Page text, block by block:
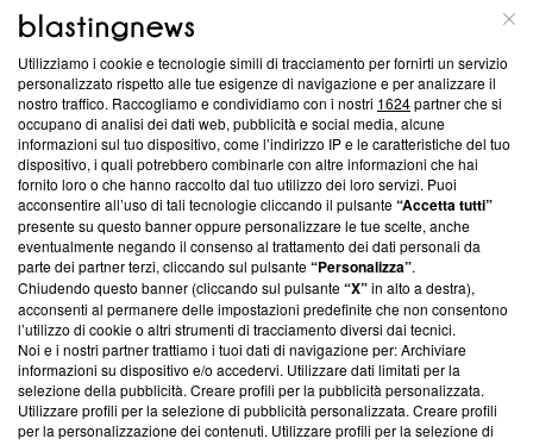
ABOUT
Questa sezione offre informazioni trasparenti su Blasting
News, sui nostri processi editoriali e su come ci impegniamo a
creare news di qualità. Inoltre, afferma la nostra aderenza a
‘Trust Project - News with Integrity’Blasting News non è
ancora membro del programma, ma ha richiesto di farne
parte; Trust Project non ha ancora effettuato una verifica di
conformità agli standard.
Su di noi
Team editoriale
Corporate
Redazione
Informativa Privacy
Utilizziamo i cookie e tecnologie simili di tracciamento per fornirti un servizio
personalizzato rispetto alle tue esigenze di navigazione e per analizzare il
nostro traffico. Raccogliamo e condividiamo con i nostri 1624partner che si
occupano di analisi dei dati web, pubblicità e social media, alcune
informazioni sul tuo dispositivo, come l’indirizzo IP e le caratteristiche del tuo
dispositivo, i quali potrebbero combinarle con altre informazioni che hai
fornito loro o che hanno raccolto dal tuo utilizzo dei loro servizi. Puoi
acconsentire all’uso di tali tecnologie cliccando il pulsante“Accetta tutti”
presente su questo banner oppure personalizzare le tue scelte, anche
eventualmente negando il consenso al trattamento dei dati personali da
parte dei partner terzi, cliccando sul pulsante“Personalizza”.
Chiudendo questo banner (cliccando sul pulsante“X”in alto a destra),
acconsenti al permanere delle impostazioni predefinite che non consentono
l’utilizzo di cookie o altri strumenti di tracciamento diversi dai tecnici.
Noi e i nostri partner trattiamo i tuoi dati di navigazione per: Archiviare
informazioni su dispositivo e/o accedervi. Utilizzare dati limitati per la
selezione della pubblicità. Creare profili per la pubblicità personalizzata.
Utilizzare profili per la selezione di pubblicità personalizzata. Creare profili
per la personalizzazione dei contenuti. Utilizzare profili per la selezione di